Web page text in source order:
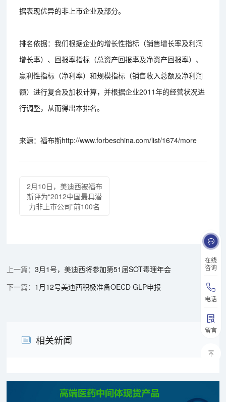
在线
咨询
电话
留言
据表现优异的非上市企业及部分。
排名依据：我们根据企业的增长性指标（销售增长率及利润
增长率）、回报率指标（总资产回报率及净资产回报率）、
赢利性指标（净利率）和规模指标（销售收入总额及净利润
额）进行复合及加权计算，并根据企业2011年的经营状况进
行调整，从而得出本排名。
来源：福布斯http://www.forbeschina.com/list/1674/more
2月10日，美迪西被福布
斯评为“2012中国最具潜
力非上市公司”前100名
3月1号，美迪西将参加第51届SOT毒理年会
1月12号美迪西积极准备OECD GLP申报
相关新闻